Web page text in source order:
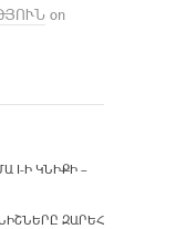
on
I-Ի ԿՆԻՔԻ –
ԶԱՐԵՀ